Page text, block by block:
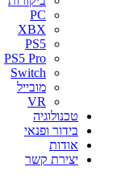
PC
XBX
PS5
PS5 Pro
Switch
מובייל
VR
טכנולוגיה
בידור ופנאי
אודות
יצירת קשר